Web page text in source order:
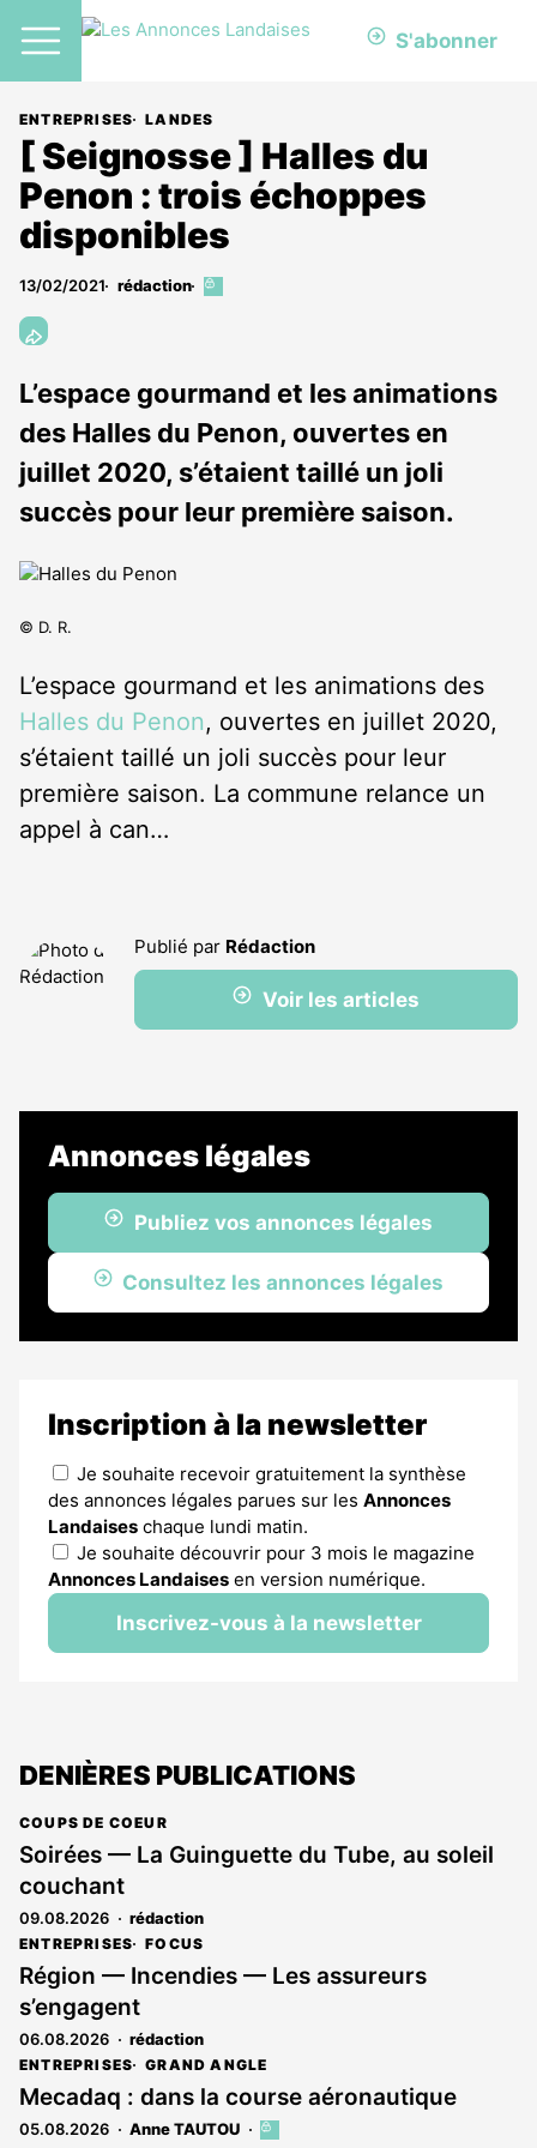
S'abonner
ENTREPRISES LANDES
[ Seignosse ] Halles du
Penon : trois échoppes
disponibles
13/02/2021 rédaction
Cet
abonnés
L’espace gourmand et les animations
des Halles du Penon, ouvertes en
juillet 2020, s’étaient taillé un joli
succès pour leur première saison.
© D. R.
L’espace gourmand et les animations des
Halles du Penon, ouvertes en juillet 2020,
s’étaient taillé un joli succès pour leur
première saison. La commune relance un
appel à can…
Publié par Rédaction
Voir les articles
Annonces légales
Publiez vos annonces légales
Consultez les annonces légales
Inscription à la newsletter
Je souhaite recevoir gratuitement la synthèse
des annonces légales parues sur les Annonces
Landaises chaque lundi matin.
Je souhaite découvrir pour 3 mois le magazine
Annonces Landaises en version numérique.
Inscrivez-vous à la newsletter
DENIÈRES PUBLICATIONS
COUPS DE COEUR
Soirées — La Guinguette du Tube, au soleil
couchant
09.08.2026 rédaction
ENTREPRISES FOCUS
Région — Incendies — Les assureurs
s’engagent
06.08.2026 rédaction
ENTREPRISES GRAND ANGLE
Mecadaq : dans la course aéronautique
05.08.2026 Anne TAUTOU
Cet